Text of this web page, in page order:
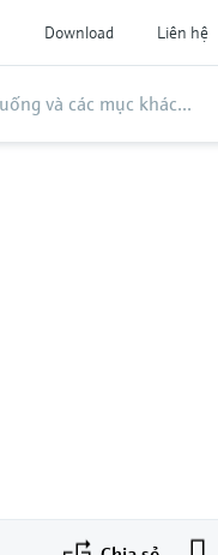
Download Liên hệ